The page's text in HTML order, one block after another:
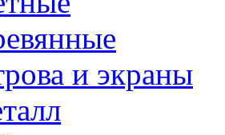
и экраны